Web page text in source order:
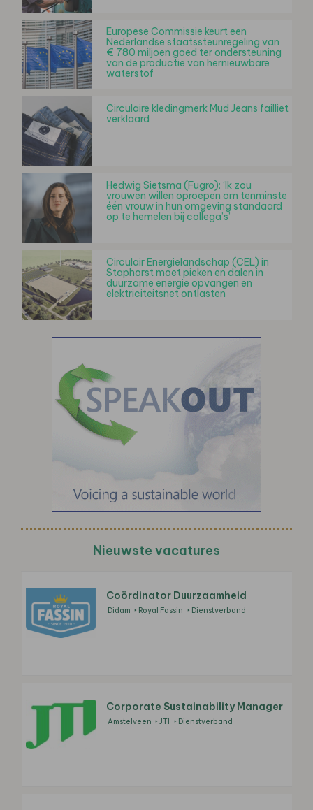
Europese Commissie keurt een
Nederlandse staatssteunregeling van
€ 780 miljoen goed ter ondersteuning
van de productie van hernieuwbare
waterstof
Circulaire kledingmerk Mud Jeans failliet
verklaard
Hedwig Sietsma (Fugro): ‘Ik zou
vrouwen willen oproepen om tenminste
één vrouw in hun omgeving standaard
op te hemelen bij collega’s’
Circulair Energielandschap (CEL) in
Staphorst moet pieken en dalen in
duurzame energie opvangen en
elektriciteitsnet ontlasten
Nieuwste vacatures
Coördinator Duurzaamheid
Didam Royal Fassin Dienstverband
Corporate Sustainability Manager
Amstelveen JTI Dienstverband